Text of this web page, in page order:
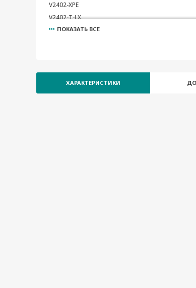
V2402-XPE
V2402-T-LX
V2402-T-XPE
ПОКАЗАТЬ ВСЕ
ХАРАКТЕРИСТИКИ